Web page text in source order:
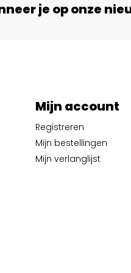
je op onze
Mijn account
Registreren
Mijn bestellingen
Mijn verlanglijst